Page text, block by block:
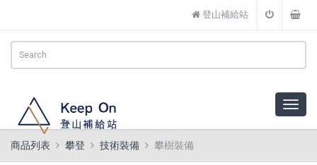
登山補給站
商品列表 攀登 技術裝備 攀樹裝備